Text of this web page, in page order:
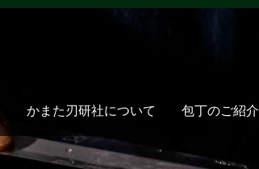
かまた刃研社について 包丁のご紹介